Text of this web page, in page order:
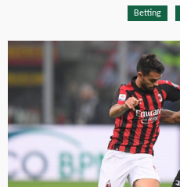
Betting